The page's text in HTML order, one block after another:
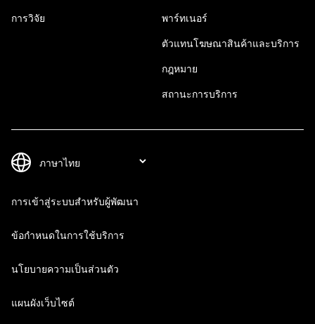
การวิจัย พาร์ทเนอร์
ตัวแทนโฆษณาสินค้าและบริการ
กฎหมาย
สถานะการบริการ
การเข้าสู่ระบบสำหรับผู้พัฒนา
ข้อกำหนดในการใช้บริการ
นโยบายความเป็นส่วนตัว
แผนผังเว็บไซต์